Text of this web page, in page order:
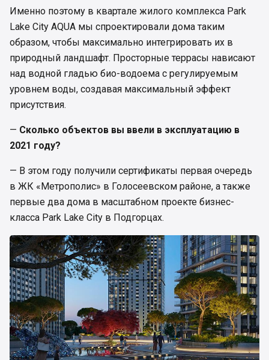
Именно поэтому в квартале жилого комплекса Park
Lake City AQUA мы спроектировали дома таким
образом, чтобы максимально интегрировать их в
природный ландшафт. Просторные террасы нависают
над водной гладью био-водоема с регулируемым
уровнем воды, создавая максимальный эффект
присутствия.
— Сколько объектов вы ввели в эксплуатацию в
2021 году?
— В этом году получили сертификаты первая очередь
в ЖК «Метрополис» в Голосеевском районе, а также
первые два дома в масштабном проекте бизнес-
класса Park Lake City в Подгорцах.